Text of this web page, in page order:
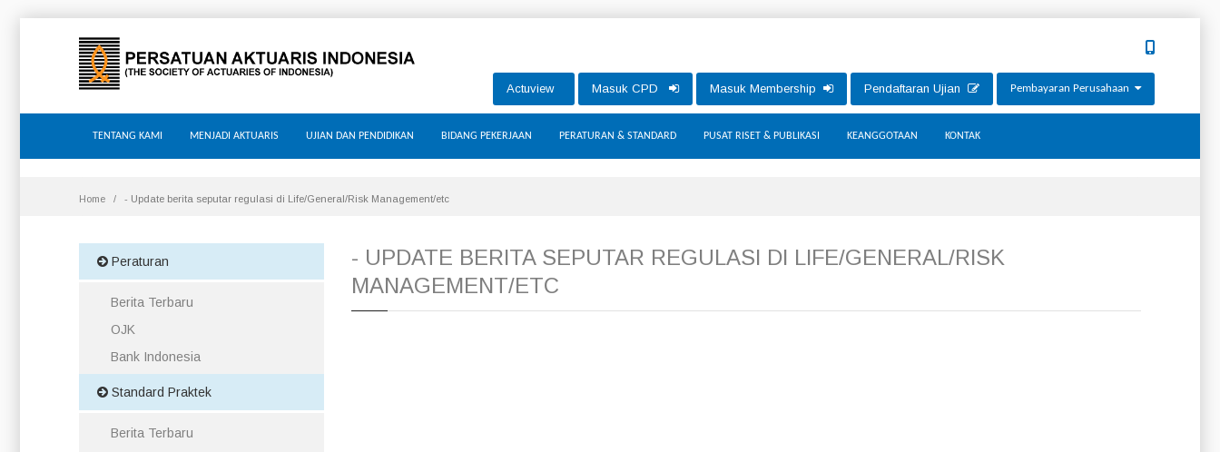
Actuview Masuk CPD Masuk Membership Pendaftaran Ujian Pembayaran Perusahaan
TENTANG KAMI MENJADI AKTUARIS UJIAN DAN PENDIDIKAN BIDANG PEKERJAAN PERATURAN & STANDARD PUSAT RISET & PUBLIKASI KEANGGOTAAN KONTAK
Home - Update berita seputar regulasi di Life/General/Risk Management/etc
Peraturan
Berita Terbaru
OJK
Bank Indonesia
Standard Praktek
Berita Terbaru
- UPDATE BERITA SEPUTAR REGULASI DI LIFE/GENERAL/RISK
MANAGEMENT/ETC